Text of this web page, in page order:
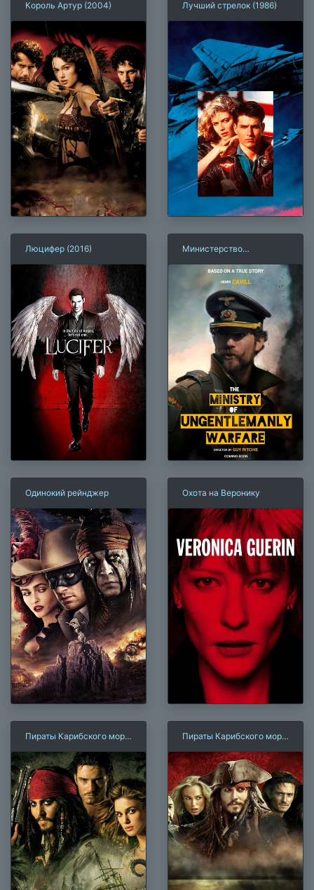
Король Артур (2004) Лучший стрелок (1986)
Люцифер (2016)
Министерство
Одинокий рейнджер Охота на Веронику
Пираты Карибского моря
Пираты Карибского моря